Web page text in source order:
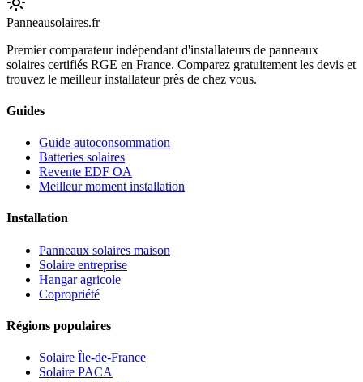
Panneausolaires.fr
Premier comparateur indépendant d'installateurs de panneaux
solaires certifiés RGE en France. Comparez gratuitement les devis et
trouvez le meilleur installateur près de chez vous.
Guides
Guide autoconsommation
Batteries solaires
Revente EDF OA
Meilleur moment installation
Installation
Panneaux solaires maison
Solaire entreprise
Hangar agricole
Copropriété
Régions populaires
Solaire Île-de-France
Solaire PACA